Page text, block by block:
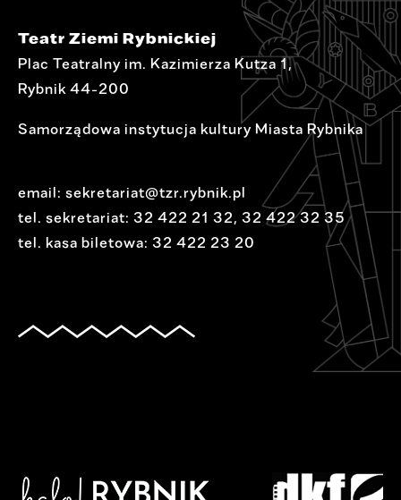
Teatr Ziemi Rybnickiej
Plac Teatralny im. Kazimierza Kutza 1,
Rybnik 44-200
Samorządowa instytucja kultury Miasta Rybnika
email: sekretariat@tzr.rybnik.pl
tel. sekretariat: 32 422 21 32, 32 422 32 35
tel. kasa biletowa: 32 422 23 20